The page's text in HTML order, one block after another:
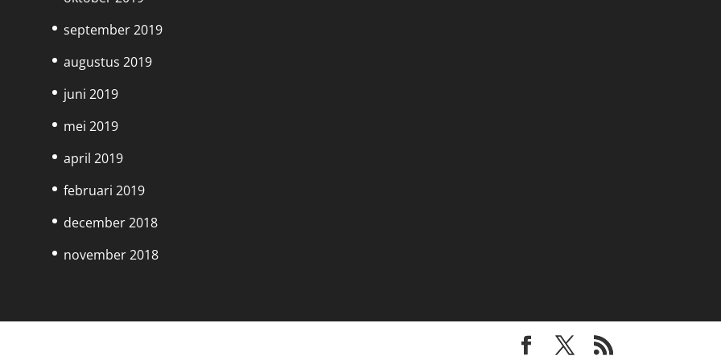
september 2019
augustus 2019
juni 2019
mei 2019
april 2019
februari 2019
december 2018
november 2018